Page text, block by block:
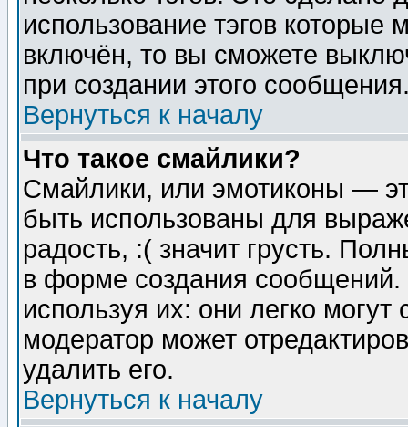
использование тэгов
включён, то вы сможете
при создании этого
Вернуться к началу
Что такое смайлики?
Смайлики, или эмотиконы —
быть использованы для
радость, :( значит грусть.
в форме создания сообщений.
используя их: они легко
модератор может
удалить его.
Вернуться к началу